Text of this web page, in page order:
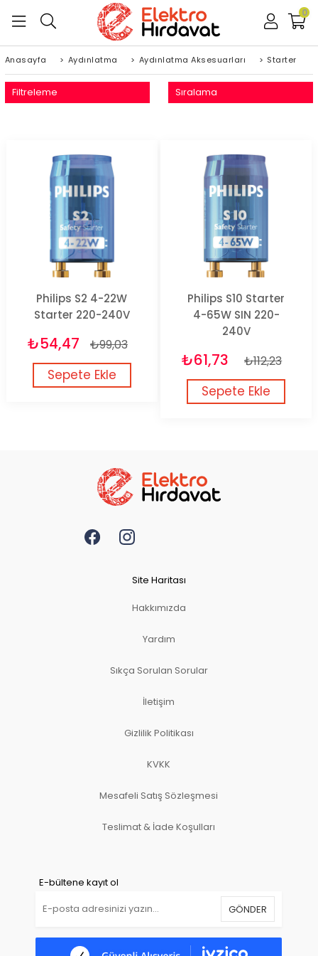
0
Anasayfa > Aydınlatma > Aydınlatma Aksesuarları > Starter
Filtreleme Sıralama
Philips S2 4-22W
Starter 220-240V
₺54,47 ₺99,03
Sepete Ekle
Philips S10 Starter
4-65W SIN 220-
240V
₺61,73 ₺112,23
Sepete Ekle
Site Haritası
Hakkımızda
Yardım
Sıkça Sorulan Sorular
İletişim
Gizlilik Politikası
KVKK
Mesafeli Satış Sözleşmesi
Teslimat & İade Koşulları
E-bültene kayıt ol
GÖNDER